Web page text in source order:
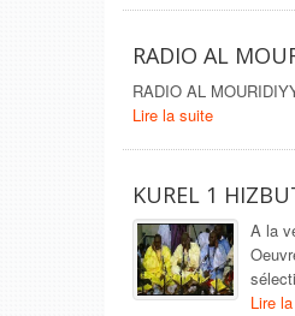
RADIO AL
RADIO AL
Lire la suite
KUREL 1
A la
Lire